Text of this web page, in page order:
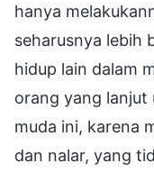
hanya
seharusnya lebih
hidup lain dalam
orang yang lanjut
muda ini, karena
dan nalar, yang